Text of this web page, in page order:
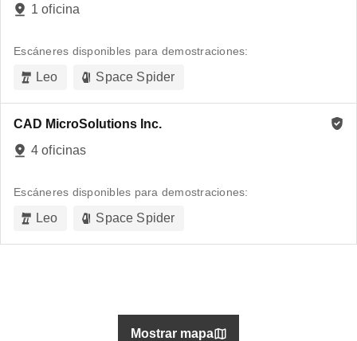
1 oficina
Escáneres disponibles para demostraciones:
Leo Space Spider
CAD MicroSolutions Inc.
4 oficinas
Escáneres disponibles para demostraciones:
Leo Space Spider
Mostrar mapa